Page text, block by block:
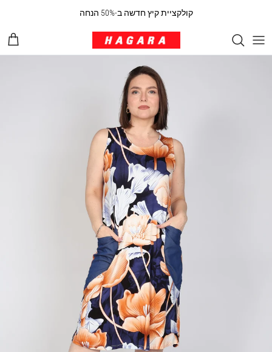
קולקציית קיץ חדשה ב-50% הנחה